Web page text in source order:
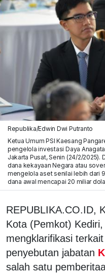
Republika/Edwin Dwi Putranto
Ketua Umum PSI Kaesang
pengelola investasi Daya
Jakarta Pusat, Senin (24/2/2025).
dana kekayaan Negara atau
mengelola aset senilai lebih dari
dana awal mencapai 20 miliar
REPUBLIKA.CO.ID,
Kota (Pemkot)
mengklarifikasi
penyebutan jabatan
salah satu